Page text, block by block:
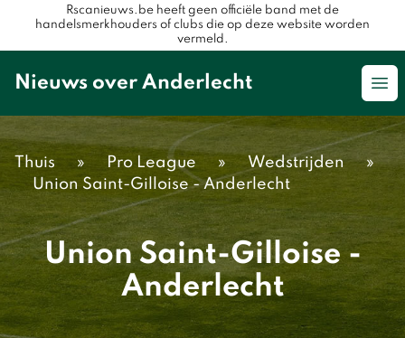
Rscanieuws.be heeft geen officiële band met de
handelsmerkhouders of clubs die op deze website worden
vermeld.
Nieuws over Anderlecht
Thuis » Pro League » Wedstrijden
»
Union Saint-Gilloise - Anderlecht
Union Saint-Gilloise -
Anderlecht